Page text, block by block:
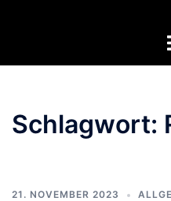
Schlagwort:
21. NOVEMBER 2023